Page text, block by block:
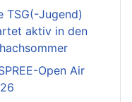
TSG(-Jugend)
aktiv in den
Open Air